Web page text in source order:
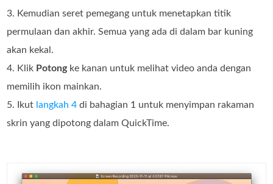
3. Kemudian seret pemegang untuk menetapkan titik
permulaan dan akhir. Semua yang ada di dalam bar kuning
akan kekal.
4. Klik Potongke kanan untuk melihat video anda dengan
memilih ikon mainkan.
5. Ikut langkah 4 di bahagian 1 untuk menyimpan rakaman
skrin yang dipotong dalam QuickTime.